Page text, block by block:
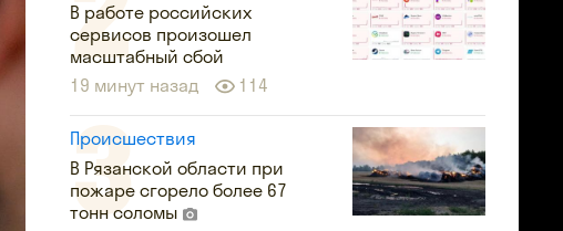
В работе российских
сервисов произошел
масштабный сбой
19 минут назад
114
Происшествия
В Рязанской области при
пожаре сгорело более 67
тонн соломы